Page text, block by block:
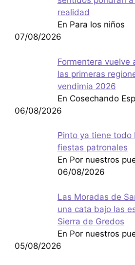
realidad
En Para los niños
07/08/2026
Formentera vuelve
las primeras
vendimia 2026
En Cosechando
06/08/2026
Pinto ya tiene todo
fiestas patronales
En Por nuestros
06/08/2026
Las Moradas de
una cata bajo las
Sierra de Gredos
En Por nuestros
05/08/2026